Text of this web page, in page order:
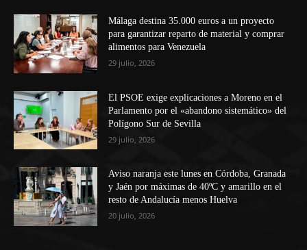
Málaga destina 35.000 euros a un proyecto
para garantizar reparto de material y comprar
alimentos para Venezuela
29 julio, 2026
El PSOE exige explicaciones a Moreno en el
Parlamento por el «abandono sistemático» del
Polígono Sur de Sevilla
29 julio, 2026
Aviso naranja este lunes en Córdoba, Granada
y Jaén por máximas de 40ºC y amarillo en el
resto de Andalucía menos Huelva
20 julio, 2026